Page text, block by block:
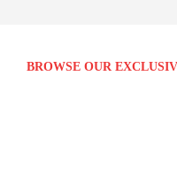
BROWSE OUR